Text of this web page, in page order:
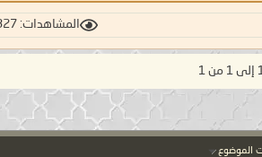
المشاهدات: 340327
الموضوع